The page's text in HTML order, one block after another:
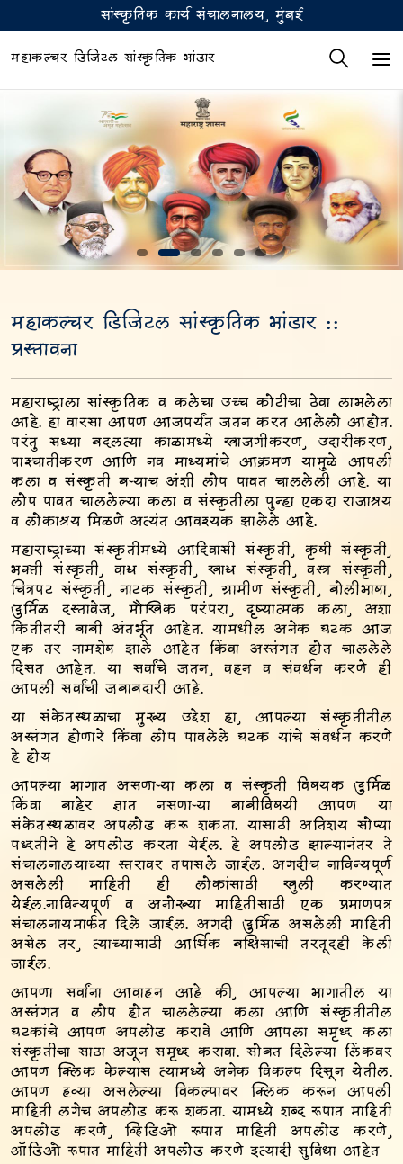
सांस्कृतिक कार्य संचालनालय, मुंबई
महाकल्चर डिजिटल सांस्कृतिक भांडार
महाकल्चर डिजिटल सांस्कृतिक भांडार ::
प्रस्तावना
महाराष्ट्राला सांस्कृतिक व कलेचा उच्च कोटीचा ठेवा लाभलेला
आहे. हा वारसा आपण आजपर्यंत जतन करत आलेलो आहोत.
परंतु सध्या बदलत्या काळामध्ये खाजगीकरण, उदारीकरण,
पाश्चातीकरण आणि नव माध्यमांचे आक्रमण यामुळे आपली
कला व संस्कृती बऱ्याच अंशी लोप पावत चाललेली आहे. या
लोप पावत चाललेल्या कला व संस्कृतीला पुन्हा एकदा राजाश्रय
व लोकाश्रय मिळणे अत्यंत आवश्यक झालेले आहे.
महाराष्ट्राच्या संस्कृतीमध्ये आदिवासी संस्कृती, कृषी संस्कृती,
भक्ती संस्कृती, वाद्य संस्कृती, खाद्य संस्कृती, वस्त्र संस्कृती,
चित्रपट संस्कृती, नाटक संस्कृती, ग्रामीण संस्कृती, बोलीभाषा,
दुर्मिळ दस्तावेज, मौखिक परंपरा, दृष्यात्मक कला, अशा
कितीतरी बाबी अंतर्भूत आहेत. यामधील अनेक घटक आज
एक तर नामशेष झाले आहेत किंवा अस्तंगत होत चाललेले
दिसत आहेत. या सर्वांचे जतन, वहन व संवर्धन करणे ही
आपली सर्वांची जबाबदारी आहे.
या संकेतस्थळाचा मुख्य उद्देश हा, आपल्या संस्कृतीतील
अस्तंगत होणारे किंवा लोप पावलेले घटक यांचे संवर्धन करणे
हे होय
आपल्या भागात असणाऱ्या कला व संस्कृती विषयक दुर्मिळ
किंवा बाहेर ज्ञात नसणाऱ्या बाबीविषयी आपण या
संकेतस्थळावर अपलोड करू शकता. यासाठी अतिशय सोप्या
पद्धतीने हे अपलोड करता येईल. हे अपलोड झाल्यानंतर ते
संचालनालयाच्या स्तरावर तपासले जाईल. अगदीच नाविन्यपूर्ण
असलेली माहिती ही लोकांसाठी खुली करण्यात
येईल.नाविन्यपूर्ण व अनोख्या माहितीसाठी एक प्रमाणपत्र
संचालनायमार्फत दिले जाईल. अगदी दुर्मिळ असलेली माहिती
असेल तर, त्याच्यासाठी आर्थिक बक्षिसाची तरतूदही केली
जाईल.
आपणा सर्वांना आवाहन आहे की, आपल्या भागातील या
अस्तंगत व लोप होत चाललेल्या कला आणि संस्कृतीतील
घटकांचे आपण अपलोड करावे आणि आपला समृद्ध कला
संस्कृतीचा साठा अजून समृद्ध करावा. सोबत दिलेल्या लिंकवर
आपण क्लिक केल्यास त्यामध्ये अनेक विकल्प दिसून येतील.
आपण हव्या असलेल्या विकल्पावर क्लिक करून आपली
माहिती लगेच अपलोड करू शकता. यामध्ये शब्द रूपात माहिती
अपलोड करणे, व्हिडिओ रूपात माहिती अपलोड करणे,
ऑडिओ रूपात माहिती अपलोड करणे इत्यादी सुविधा आहेत